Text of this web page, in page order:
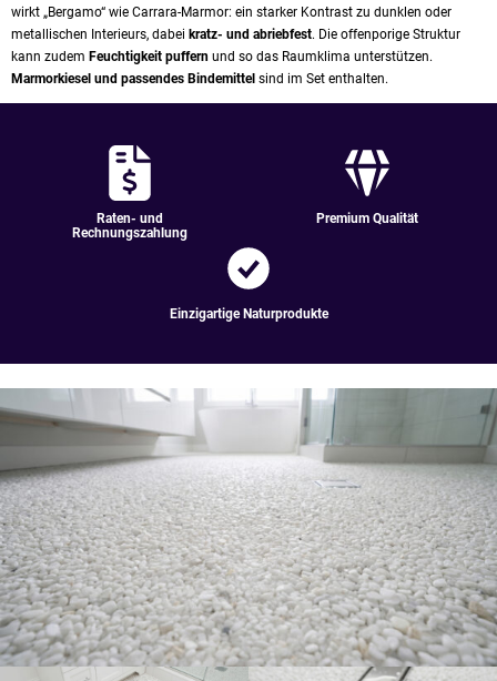
wirkt „Bergamo“ wie Carrara-Marmor: ein starker Kontrast zu dunklen oder
metallischen Interieurs, dabei kratz- und abriebfest. Die offenporige Struktur
kann zudem Feuchtigkeit puffern und so das Raumklima unterstützen.
Marmorkiesel und passendes Bindemittel sind im Set enthalten.
Raten- und
Rechnungszahlung
Premium Qualität
Einzigartige Naturprodukte